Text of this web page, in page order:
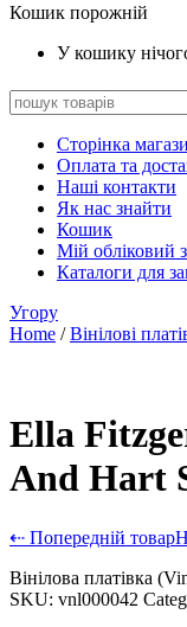
Кошик порожній
У кошику
Сторінка
Оплата та
Наші контакти
Як нас знайти
Кошик
Мій обліковий
Каталоги для
Угору
Home /Вінілові
Ella
And Hart
⇠ Попередній товар
Вінілова платівка
SKU: vnl000042